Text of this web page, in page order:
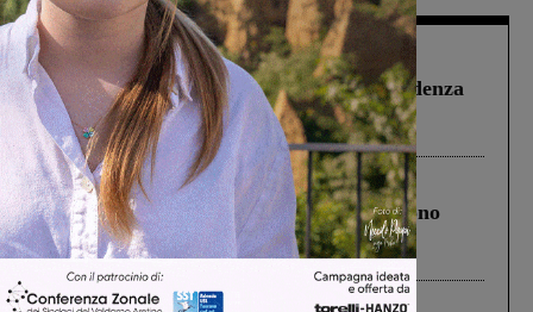
Figline Incisa Valdarno 1 Agosto 2026
Piscina di Figline finanziata oltre la scadenza
Pnrr, il gruppo di Fratelli d’Italia: “Un
ringraziamento al Governo”
Cronaca 4 Agosto 2026
Un anno fa la strage in A1 in cui morirono
Gianni, Giulia e Franco. Lo schianto, il
processo, lo stop ai sorpassi fra tir....
Cronaca 3 Agosto 2026